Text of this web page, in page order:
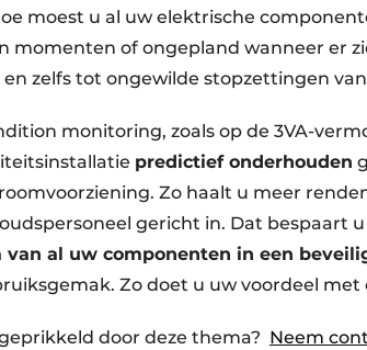
moest u al uw elektrische
momenten of ongepland wanneer er
en zelfs tot ongewilde stopzettingen
monitoring, zoals op de 3VA-
predictief onderhouden
Zo haalt u meer
gericht in. Dat bespaart
van al uw componenten in een
Zo doet u uw voordeel
door deze thema? Neem